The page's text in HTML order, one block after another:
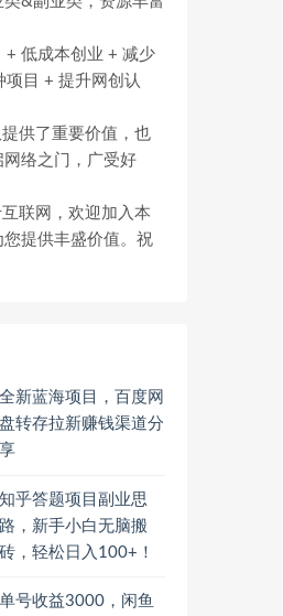
低成本创业 + 减少
目 + 提升网创认
供了重要价值，也
络之门，广受好
联网，欢迎加入本
提供丰盛价值。祝
全新蓝海项目，百度网
盘转存拉新赚钱渠道分
享
知乎答题项目副业思
路，新手小白无脑搬
砖，轻松日入100+！
单号收益3000，闲鱼